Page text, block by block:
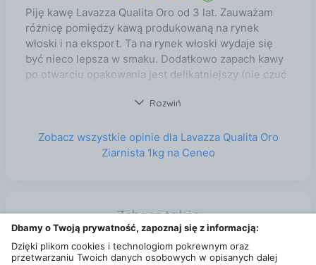
Piję kawę Lavazza Qualita Oro od 3 lat. Zauważam
różnicę pomiędzy kawą produkowaną na rynek
włoski i na eksport. Ta na rynek włoski wydaje się
być nieco lepsza w smaku. Dodatkowo zapach kawy
po otwarciu opakowania jest delikatniejszy (nie czuć
Rozwiń
Zobacz wszystkie opinie dla Lavazza Qualita Oro
Ziarnista 1kg na Ceneo
Zobacz także
Dbamy o Twoją prywatność, zapoznaj się z informacją:
Dzięki plikom cookies i technologiom pokrewnym oraz
przetwarzaniu Twoich danych osobowych w opisanych dalej